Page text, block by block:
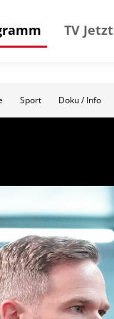
TV Jetzt
Sport Doku / Info